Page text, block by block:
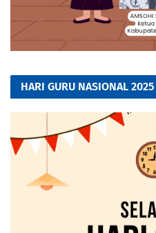
HARI GURU NASIONAL 2025